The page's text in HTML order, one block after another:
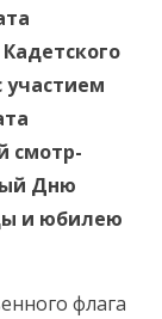
смотр-
Дню
и юбилею
флага